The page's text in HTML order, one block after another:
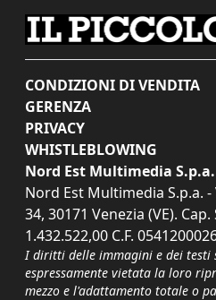
CONDIZIONI DI VENDITA
GERENZA
PRIVACY
WHISTLEBLOWING
Nord Est Multimedia S.p.a.
Nord Est Multimedia S.p.a.
34, 30171 Venezia (VE). Cap.
1.432.522,00 C.F.
I diritti delle immagini e dei testi
espressamente vietata la loro
mezzo e l'adattamento totale o